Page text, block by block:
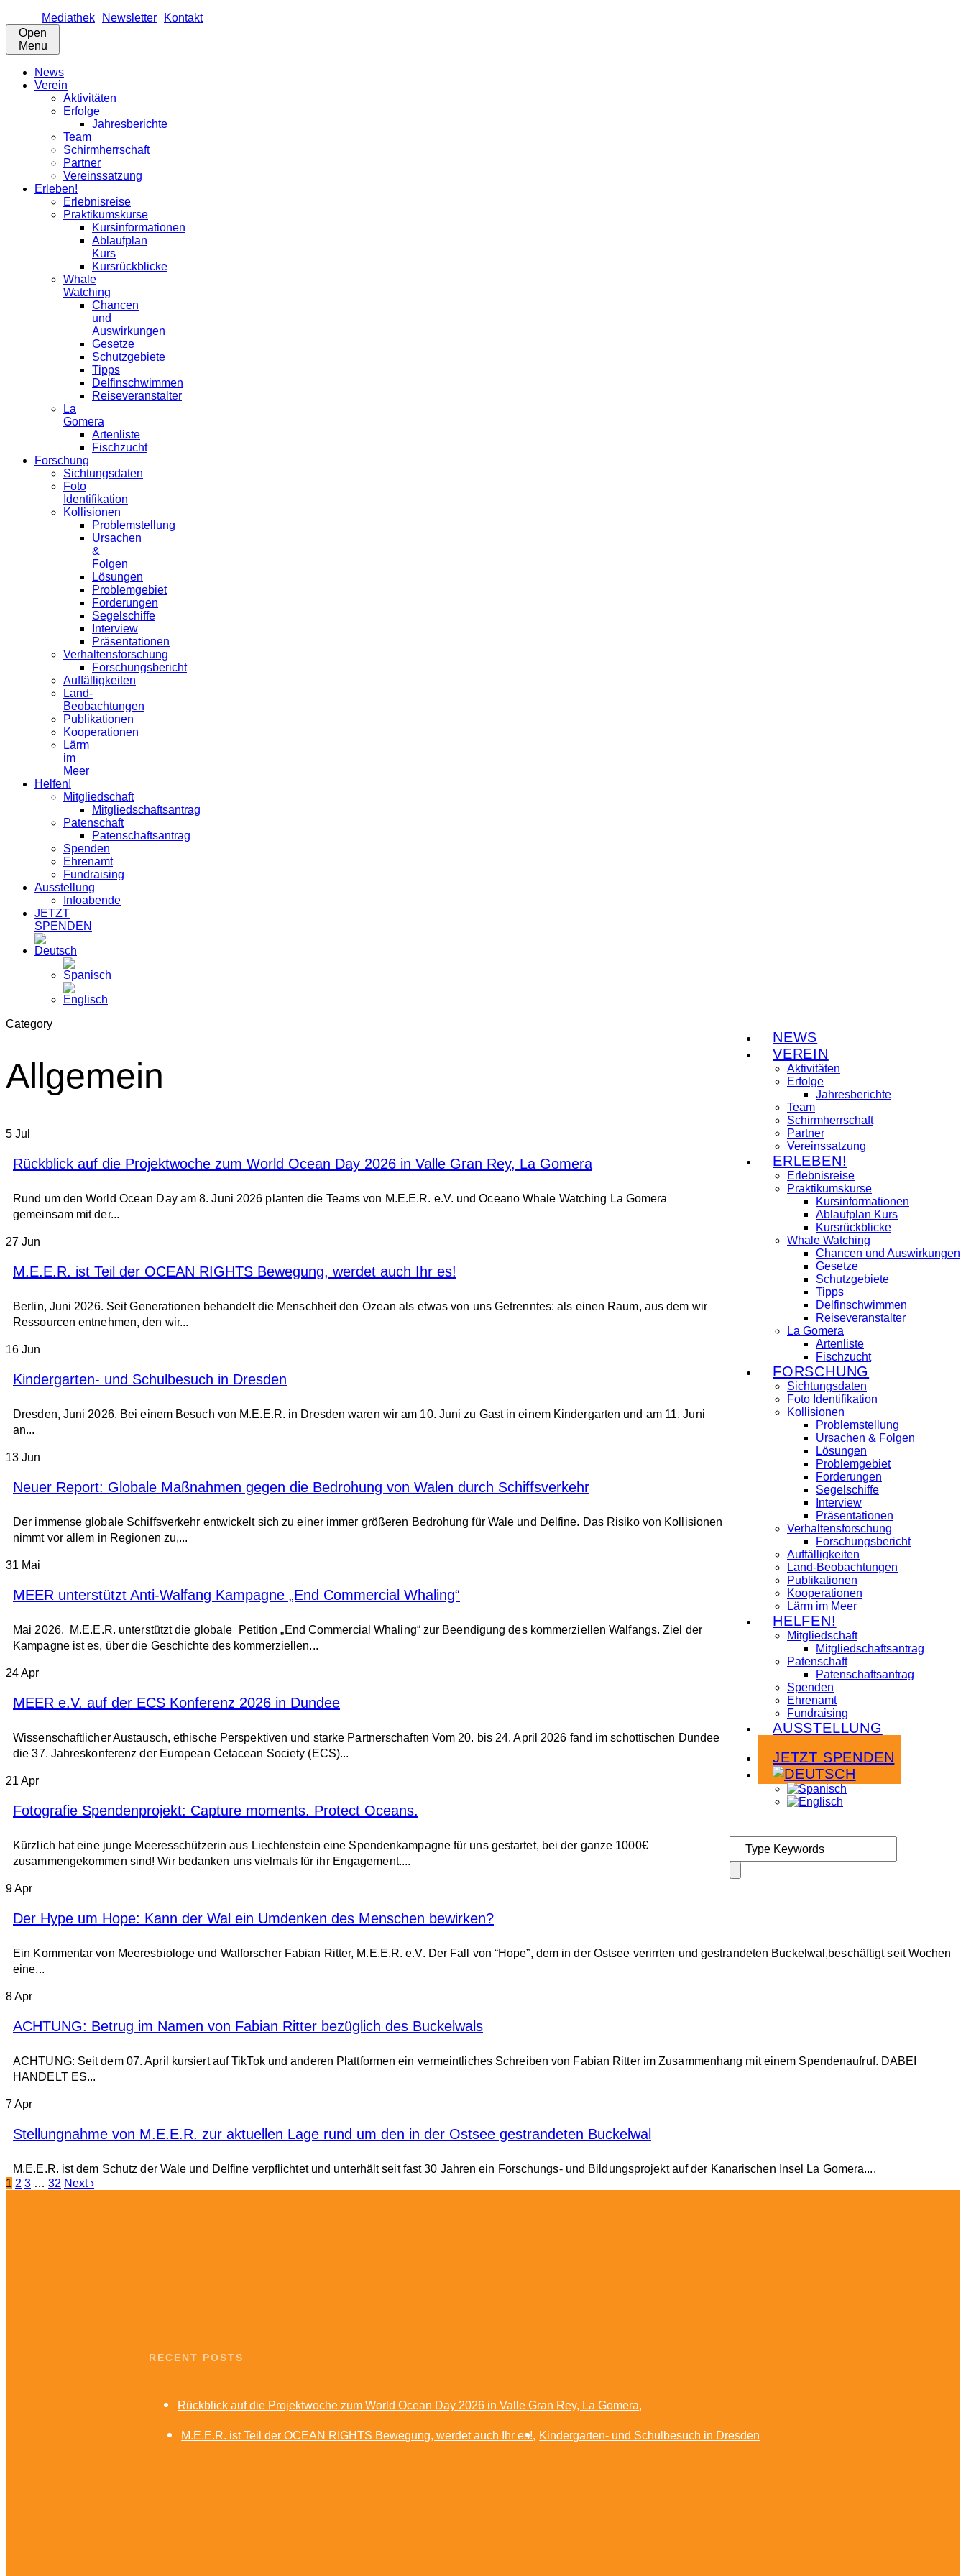
Mediathek Newsletter
Kontakt
Open
Menu
News
Verein
Aktivitäten
Erfolge
Jahresberichte
Team
Schirmherrschaft
Partner
Vereinssatzung
Erleben!
Erlebnisreise
Praktikumskurse
Kursinformationen
Ablaufplan
Kurs
Kursrückblicke
Whale
Watching
Chancen
und
Auswirkungen
Gesetze
Schutzgebiete
Tipps
Delfinschwimmen
Reiseveranstalter
La
Gomera
Artenliste
Fischzucht
Forschung
Sichtungsdaten
Foto
Identifikation
Kollisionen
Problemstellung
Ursachen
&
Folgen
Lösungen
Problemgebiet
Forderungen
Segelschiffe
Interview
Präsentationen
Verhaltensforschung
Forschungsbericht
Auffälligkeiten
Land-
Beobachtungen
Publikationen
Kooperationen
Lärm
im
Meer
Helfen!
Mitgliedschaft
Mitgliedschaftsantrag
Patenschaft
Patenschaftsantrag
Spenden
Ehrenamt
Fundraising
Ausstellung
Infoabende
JETZT
SPENDEN
NEWS
VEREIN
Aktivitäten
Erfolge
Jahresberichte
Team
Schirmherrschaft
Partner
Vereinssatzung
ERLEBEN!
Erlebnisreise
Praktikumskurse
Kursinformationen
Ablaufplan Kurs
Kursrückblicke
Whale Watching
Chancen und Auswirkungen
Gesetze
Schutzgebiete
Tipps
Delfinschwimmen
Reiseveranstalter
La Gomera
Artenliste
Fischzucht
FORSCHUNG
Sichtungsdaten
Foto Identifikation
Kollisionen
Problemstellung
Ursachen & Folgen
Lösungen
Problemgebiet
Forderungen
Segelschiffe
Interview
Präsentationen
Verhaltensforschung
Forschungsbericht
Auffälligkeiten
Land-Beobachtungen
Publikationen
Kooperationen
Lärm im Meer
HELFEN!
Mitgliedschaft
Mitgliedschaftsantrag
Patenschaft
Patenschaftsantrag
Spenden
Ehrenamt
Fundraising
AUSSTELLUNG
JETZT SPENDEN
Category
Allgemein
5 Jul
Rückblick auf die Projektwoche zum World Ocean Day 2026 in Valle Gran Rey, La Gomera
Rund um den World Ocean Day am 8. Juni 2026 planten die Teams von M.E.E.R. e.V. und Oceano Whale Watching La Gomera
gemeinsam mit der...
27 Jun
M.E.E.R. ist Teil der OCEAN RIGHTS Bewegung, werdet auch Ihr es!
Berlin, Juni 2026. Seit Generationen behandelt die Menschheit den Ozean als etwas von uns Getrenntes: als einen Raum, aus dem wir
Ressourcen entnehmen, den wir...
16 Jun
Kindergarten- und Schulbesuch in Dresden
Dresden, Juni 2026. Bei einem Besuch von M.E.E.R. in Dresden waren wir am 10. Juni zu Gast in einem Kindergarten und am 11. Juni
an...
13 Jun
Neuer Report: Globale Maßnahmen gegen die Bedrohung von Walen durch Schiffsverkehr
Der immense globale Schiffsverkehr entwickelt sich zu einer immer größeren Bedrohung für Wale und Delfine. Das Risiko von Kollisionen
nimmt vor allem in Regionen zu,...
31 Mai
MEER unterstützt Anti-Walfang Kampagne „End Commercial Whaling“
Mai 2026. M.E.E.R. unterstützt die globale Petition „End Commercial Whaling“ zur Beendigung des kommerziellen Walfangs. Ziel der
Kampagne ist es, über die Geschichte des kommerziellen...
24Apr
MEER e.V. auf der ECS Konferenz 2026 in Dundee
Wissenschaftlicher Austausch, ethische Perspektiven und starke Partnerschaften Vom 20. bis 24. April 2026 fand im schottischen Dundee
die 37. Jahreskonferenz der European Cetacean Society (ECS)...
21 Apr
Fotografie Spendenprojekt: Capture moments. Protect Oceans.
Kürzlich hat eine junge Meeresschützerin aus Liechtenstein eine Spendenkampagne für uns gestartet, bei der ganze 1000€
zusammengekommen sind! Wir bedanken uns vielmals für ihr Engagement....
9Apr
Der Hype um Hope: Kann der Wal ein Umdenken des Menschen bewirken?
Ein Kommentar von Meeresbiologe und Walforscher Fabian Ritter, M.E.E.R. e.V. Der Fall von “Hope”, dem in der Ostsee verirrten und gestrandeten Buckelwal,beschäftigt seit Wochen
eine...
8Apr
ACHTUNG: Betrug im Namen von Fabian Ritter bezüglich des Buckelwals
ACHTUNG: Seit dem 07. April kursiert auf TikTok und anderen Plattformen ein vermeintliches Schreiben von Fabian Ritter im Zusammenhang mit einem Spendenaufruf. DABEI
HANDELT ES...
7Apr
Stellungnahme von M.E.E.R. zur aktuellen Lage rund um den in der Ostsee gestrandeten Buckelwal
M.E.E.R. ist dem Schutz der Wale und Delfine verpflichtet und unterhält seit fast 30 Jahren ein Forschungs- und Bildungsprojekt auf der Kanarischen Insel La Gomera....
1 2 3 … 32 Next ›
RECENT POSTS
Rückblick auf die Projektwoche zum World Ocean Day 2026 in Valle Gran Rey, La Gomera
M.E.E.R. ist Teil der OCEAN RIGHTS Bewegung, werdet auch Ihr es! Kindergarten- und Schulbesuch in Dresden